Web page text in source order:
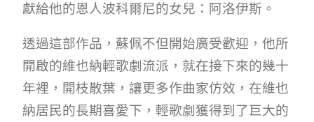
獻給他的恩人波科爾尼的女兒：阿洛伊斯。
透過這部作品，蘇佩不但開始廣受歡迎，他所
開啟的維也納輕歌劇流派，就在接下來的幾十
年裡，開枝散葉，讓更多作曲家仿效，在維也
納居民的長期喜愛下，輕歌劇獲得到了巨大的